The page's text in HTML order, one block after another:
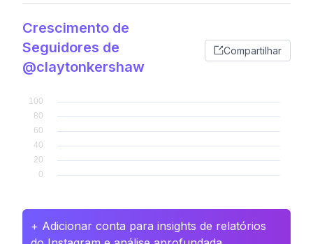
Crescimento de
Seguidores de
@claytonkershaw
Compartilhar
+ Adicionar conta para insights de relatórios